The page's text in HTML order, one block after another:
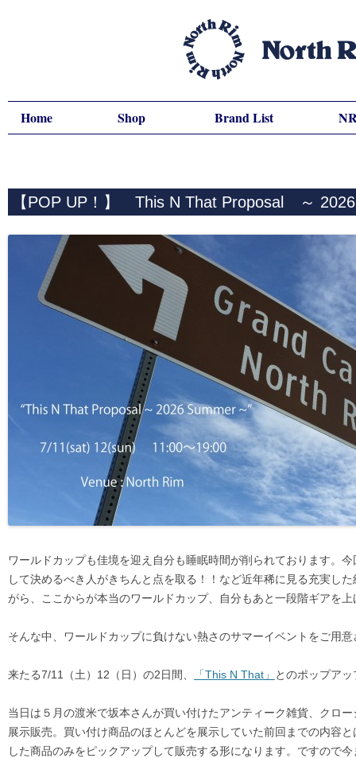
Home Shop Brand List
【POP UP！】 This N That Proposal ～
ワールドカップも佳境を迎え自分も睡眠時間が削られております。
して決めるべき人がきちんと点を取る！！など近年稀に見る充実し
がら、ここからが本当のワールドカップ、自分もあと一段階ギアを
そんな中、ワールドカップに負けない熱さのサマーイベントをご用
来たる7/11（土）12（日）の2日間、 「This N That」 とのポップア
当日は５月の渡米で坂本さんが買い付けたアンティーク雑貨、クロ
展示販売。買い付け商品のほとんどを展示していた前回までの内容
した商品のみをピックアップして販売する形になります。ですので